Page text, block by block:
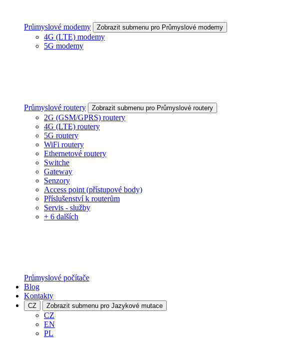
Průmyslové modemy Zobrazit submenu pro Průmyslové modemy
4G (LTE) modemy
5G modemy
Průmyslové routery Zobrazit submenu pro Průmyslové routery
2G (GSM/GPRS) routery
4G (LTE) routery
5G routery
WiFi routery
Ethernetové routery
Switche
Gateway
Senzory
Access point (přístupové body)
Příslušenství k routerům
Servis - služby
+ 6 dalších
Průmyslové počítače
Blog
Kontakty
CZ Zobrazit submenu pro Jazykové mutace
CZ
EN
PL